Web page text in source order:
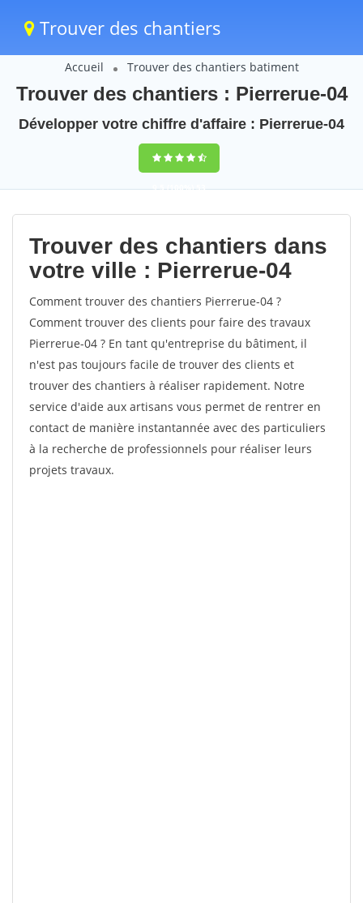
Trouver des chantiers
Accueil Trouver des chantiers batiment
Trouver des chantiers : Pierrerue-04
Développer votre chiffre d'affaire : Pierrerue-04
9,5(100%)53
votes
Trouver des chantiers dans
votre ville : Pierrerue-04
Comment trouver des chantiers Pierrerue-04 ?
Comment trouver des clients pour faire des travaux
Pierrerue-04 ? En tant qu'entreprise du bâtiment, il
n'est pas toujours facile de trouver des clients et
trouver des chantiers à réaliser rapidement. Notre
service d'aide aux artisans vous permet de rentrer en
contact de manière instantannée avec des particuliers
à la recherche de professionnels pour réaliser leurs
projets travaux.